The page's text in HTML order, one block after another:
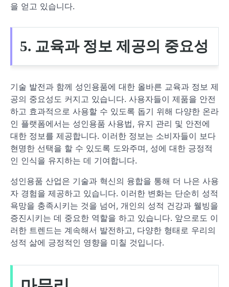
을 얻고 있습니다.
5. 교육과 정보 제공의 중요성
기술 발전과 함께 성인용품에 대한 올바른 교육과 정보 제
공의 중요성도 커지고 있습니다. 사용자들이 제품을 안전
하고 효과적으로 사용할 수 있도록 돕기 위해 다양한 온라
인 플랫폼에서는 성인용품 사용법, 유지 관리 및 안전에
대한 정보를 제공합니다. 이러한 정보는 소비자들이 보다
현명한 선택을 할 수 있도록 도와주며, 성에 대한 긍정적
인 인식을 유지하는 데 기여합니다.
성인용품 산업은 기술과 혁신의 융합을 통해 더 나은 사용
자 경험을 제공하고 있습니다. 이러한 변화는 단순히 성적
욕망을 충족시키는 것을 넘어, 개인의 성적 건강과 웰빙을
증진시키는 데 중요한 역할을 하고 있습니다. 앞으로도 이
러한 트렌드는 계속해서 발전하고, 다양한 형태로 우리의
성적 삶에 긍정적인 영향을 미칠 것입니다.